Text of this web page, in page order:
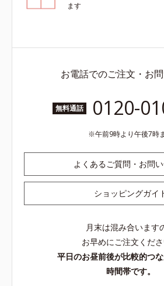
ます
お電話でのご注文・お
無料通話 0120-
午前9時より午後7時
よくあるご質問・お問
ショッピングガイ
月末は混み合います
お早めにご注文くださ
平日のお昼前後が比較的つ
時間帯です。